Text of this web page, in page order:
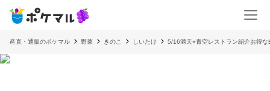
産直・通販のポケマル 野菜 きのこ しいたけ 5/16満天⭐︎青空レストラン紹介お得